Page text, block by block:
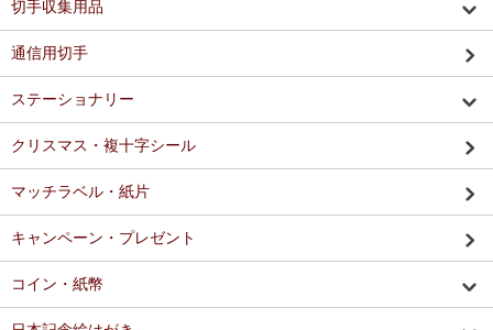
切手収集用品
通信用切手
ステーショナリー
クリスマス・複十字シール
マッチラベル・紙片
キャンペーン・プレゼント
コイン・紙幣